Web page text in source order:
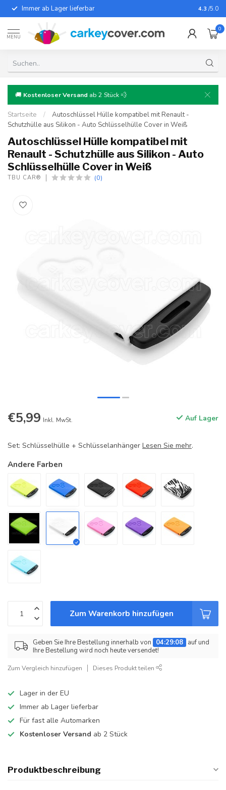
Immer ab Lager lieferbar Für fast
4.3 /5.0
MENU
0
🚚 Kostenloser Versand ab 2 Stück 💨
Startseite /
Autoschlüssel Hülle kompatibel mit Renault -
Schutzhülle aus Silikon - Auto Schlüsselhülle Cover in Weiß
Autoschlüssel Hülle kompatibel mit
Renault - Schutzhülle aus Silikon - Auto
Schlüsselhülle Cover in Weiß
TBU CAR® (0)
€5,99 Inkl. MwSt. Auf Lager
Set: Schlüsselhülle + Schlüsselanhänger Lesen Sie mehr.
Andere Farben
Zum Warenkorb hinzufügen
Geben Sie Ihre Bestellung innerhalb von 04:29:08 auf und
Ihre Bestellung wird noch heute versendet!
Zum Vergleich hinzufügen Dieses Produkt teilen
Lager in der EU
Immer ab Lager lieferbar
Für fast alle Automarken
Kostenloser Versand ab 2 Stück
Produktbeschreibung